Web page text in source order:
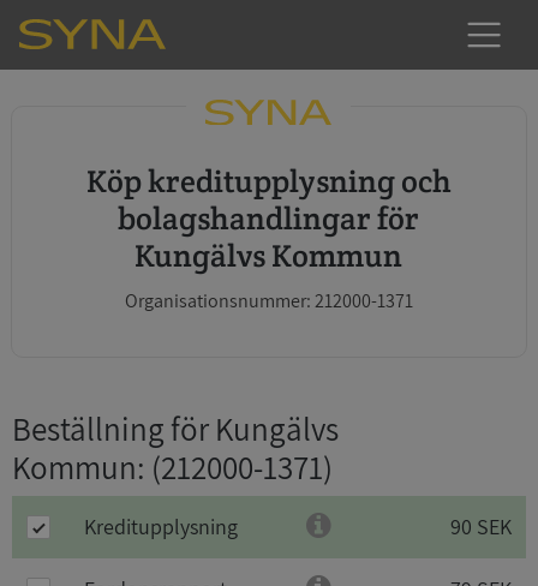
Köp kreditupplysning och
bolagshandlingar för
Kungälvs Kommun
Organisationsnummer: 212000-1371
Beställning för Kungälvs
Kommun: (212000-1371)
Kreditupplysning 90 SEK